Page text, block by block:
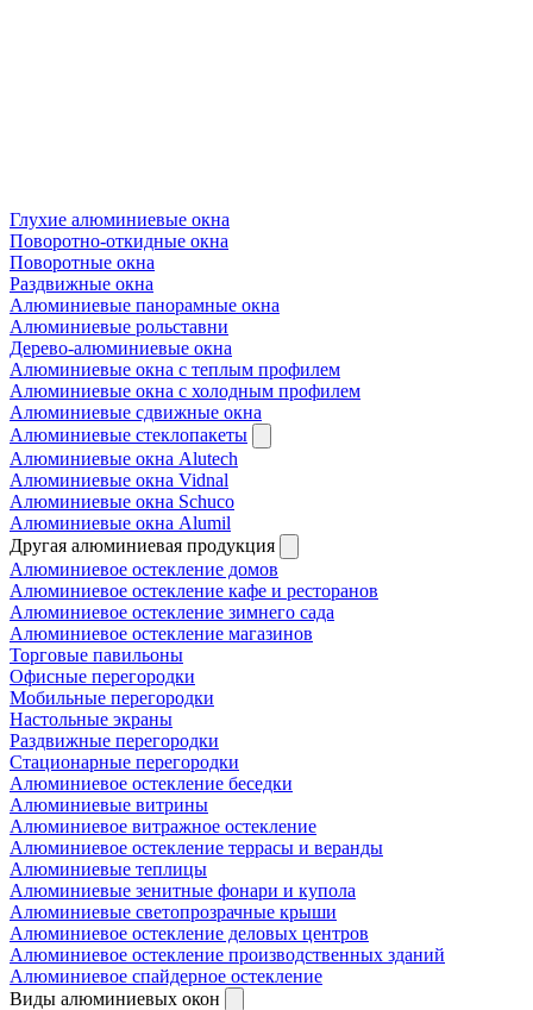
Глухие алюминиевые окна
Поворотно-откидные окна
Поворотные окна
Раздвижные окна
Алюминиевые панорамные окна
Алюминиевые рольставни
Дерево-алюминиевые окна
Алюминиевые окна с теплым профилем
Алюминиевые окна с холодным профилем
Алюминиевые сдвижные окна
Алюминиевые стеклопакеты
Алюминиевые окна Alutech
Алюминиевые окна Vidnal
Алюминиевые окна Schuco
Алюминиевые окна Alumil
Другая алюминиевая продукция
Алюминиевое остекление домов
Алюминиевое остекление кафе и ресторанов
Алюминиевое остекление зимнего сада
Алюминиевое остекление магазинов
Торговые павильоны
Офисные перегородки
Мобильные перегородки
Настольные экраны
Раздвижные перегородки
Стационарные перегородки
Алюминиевое остекление беседки
Алюминиевые витрины
Алюминиевое витражное остекление
Алюминиевое остекление террасы и веранды
Алюминиевые теплицы
Алюминиевые зенитные фонари и купола
Алюминиевые светопрозрачные крыши
Алюминиевое остекление деловых центров
Алюминиевое остекление производственных зданий
Алюминиевое спайдерное остекление
Виды алюминиевых окон